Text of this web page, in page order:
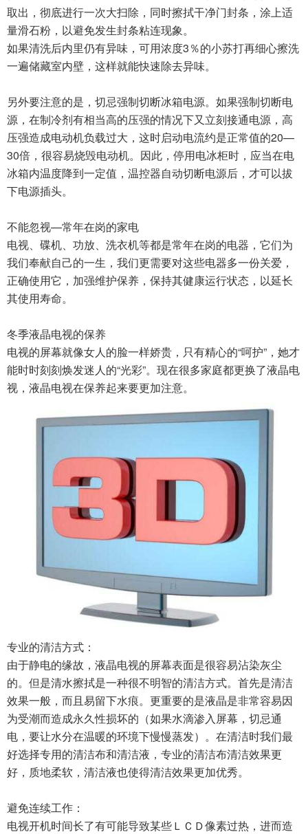
取出，彻底进行一次大扫除，同时擦拭干净门封条，涂上适
量滑石粉，以避免发生封条粘连现象。
如果清洗后内里仍有异味，可用浓度3％的小苏打再细心擦洗
一遍储藏室内壁，这样就能快速除去异味。
另外要注意的是，切忌强制切断冰箱电源。如果强制切断电
源，在制冷剂有相当高的压强的情况下又立刻接通电源，高
压强造成电动机负载过大，这时启动电流约是正常值的20—
30倍，很容易烧毁电动机。因此，停用电冰柜时，应当在电
冰箱内温度降到一定值，温控器自动切断电源后，才可以拔
下电源插头。
不能忽视—常年在岗的家电
电视、碟机、功放、洗衣机等都是常年在岗的电器，它们为
我们奉献自己的一生，我们更需要对这些电器多一份关爱，
正确使用它，加强维护保养，保持其健康运行状态，以延长
其使用寿命。
冬季液晶电视的保养
电视的屏幕就像女人的脸一样娇贵，只有精心的“呵护”，她才
能时时刻刻焕发迷人的“光彩”。现在很多家庭都更换了液晶电
视，液晶电视在保养起来要更加注意。
专业的清洁方式：
由于静电的缘故，液晶电视的屏幕表面是很容易沾染灰尘
的。但是清水擦拭是一种很不明智的清洁方式。首先是清洁
效果一般，而且易留下水痕。更重要的是液晶是非常容易因
为受潮而造成永久性损坏的（如果水滴渗入屏幕，切忌通
电，要让水分在温暖的环境下慢慢蒸发）。在清洁时我们最
好选择专用的清洁布和清洁液，专业的清洁布清洁效果更
好，质地柔软，清洁液也使得清洁效果更加优秀。
避免连续工作：
电视开机时间长了有可能导致某些ＬＣＤ像素过热，进而造